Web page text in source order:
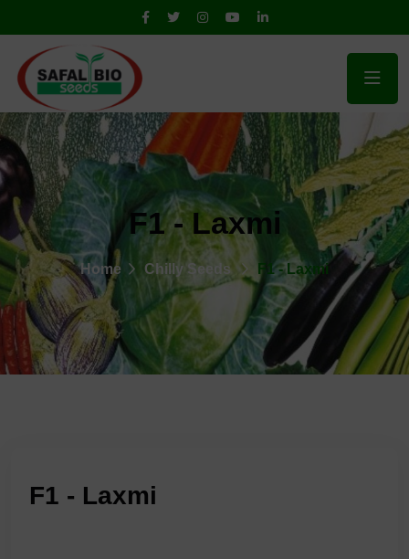
F1 - Laxmi
Home Chilly Seeds F1 - Laxmi
F1 - Laxmi